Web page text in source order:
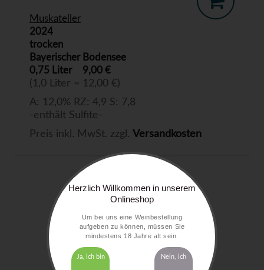
Muskateller
2024
trocken
Bayerischer Bodensee
0,75 Liter
9,00 €
(1,0 Liter = 12,00 €)
A: 12,0% RZ: 4,9 S: 7,8
-enthält Sulfite-
Preis inkl. MwSt. zzgl. Versandkosten
Herzlich Willkommen in unserem
Onlineshop
Um bei uns eine Weinbestellung
aufgeben zu können, müssen Sie
mindestens 18 Jahre alt sein.
Ja, ich bin Nein, ich